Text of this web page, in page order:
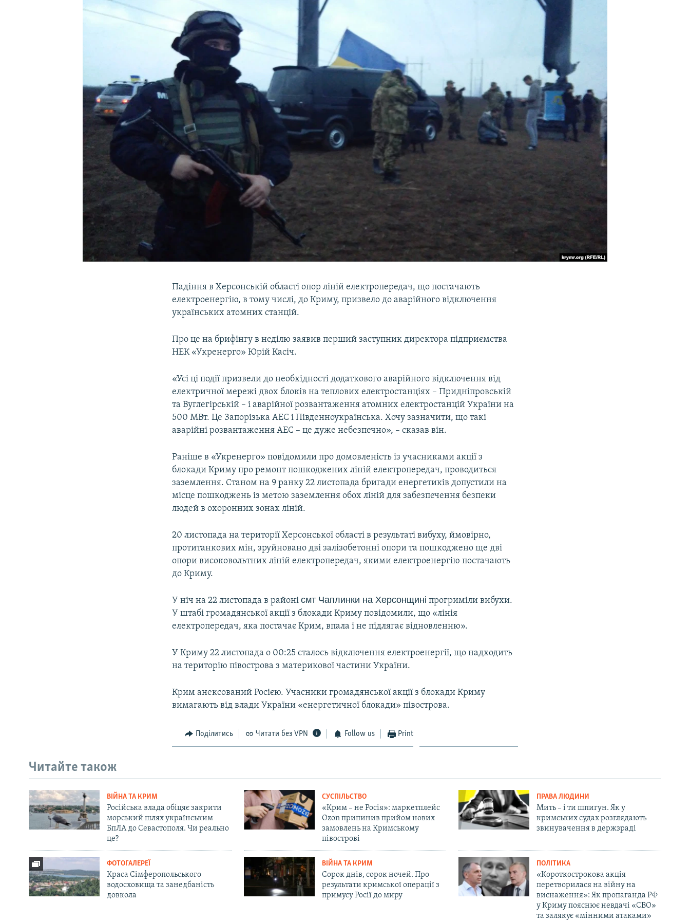
Падіння в Херсонській області опор ліній електропередач, що постачають
електроенергію, в тому числі, до Криму, призвело до аварійного відключення
українських атомних станцій.
Про це на брифінгу в неділю заявив перший заступник директора підприємства
НЕК «Укренерго» Юрій Касіч.
«Усі ці події призвели до необхідності додаткового аварійного відключення від
електричної мережі двох блоків на теплових електростанціях – Придніпровській
та Вуглегірській – і аварійної розвантаження атомних електростанцій України на
500 МВт. Це Запорізька АЕС і Південноукраїнська. Хочу зазначити, що такі
аварійні розвантаження АЕС – це дуже небезпечно», – сказав він.
Раніше в «Укренерго» повідомили про домовленість із учасниками акції з
блокади Криму про ремонт пошкоджених ліній електропередач, проводиться
заземлення. Станом на 9 ранку 22 листопада бригади енергетиків допустили на
місце пошкоджень із метою заземлення обох ліній для забезпечення безпеки
людей в охоронних зонах ліній.
20 листопада на території Херсонської області в результаті вибуху, ймовірно,
протитанкових мін, зруйновано дві залізобетонні опори та пошкоджено ще дві
опори високовольтних ліній електропередач, якими електроенергію постачають
до Криму.
У ніч на 22 листопада в районісмт Чаплинки на Херсонщині прогриміли вибухи.
У штабі громадянської акції з блокади Криму повідомили, що «лінія
електропередач, яка постачає Крим, впала і не підлягає відновленню».
У Криму 22 листопада о 00:25 сталось відключення електроенергії, що надходить
на територію півострова з материкової частини України.
Крим анексований Росією. Учасники громадянської акції з блокади Криму
вимагають від влади України «енергетичної блокади» півострова.
Поділитись Читати без VPN Follow us Print
Читайте також
ВІЙНА ТА КРИМ
Російська влада обіцяє закрити
морський шлях українським
БпЛА до Севастополя. Чи реально
це?
СУСПІЛЬСТВО
«Крим – не Росія»: маркетплейс
Ozon припинив прийом нових
замовлень на Кримському
півострові
ПРАВА ЛЮДИНИ
Мить – і ти шпигун. Як у
кримських судах розглядають
звинувачення в держзраді
ФОТОГАЛЕРЕЇ
Краса Сімферопольського
водосховища та занедбаність
довкола
ВІЙНА ТА КРИМ
Сорок днів, сорок ночей. Про
результати кримської операції з
примусу Росії до миру
ПОЛІТИКА
«Короткострокова акція
перетворилася на війну на
виснаження»: Як пропаганда РФ
у Криму пояснює невдачі «СВО»
та залякує «мінними атаками»